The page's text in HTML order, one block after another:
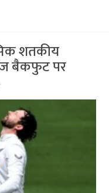
शतकीय
बैकफुट पर